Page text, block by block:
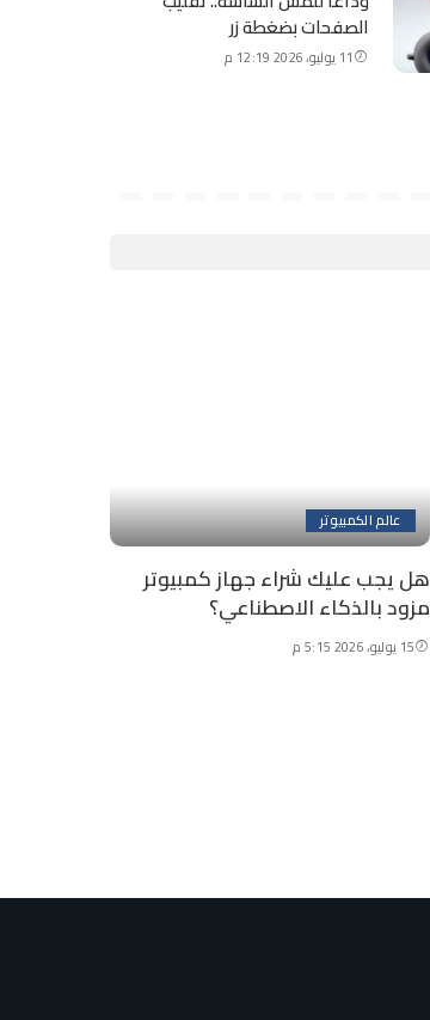
الصفحات بضغطة زر
11 يوليو، 2026 12:19 م
عالم الكمبيوتر
هل يجب عليك شراء جهاز كمبيوتر
مزود بالذكاء الاصطناعي؟
15 يوليو، 2026 5:15 م